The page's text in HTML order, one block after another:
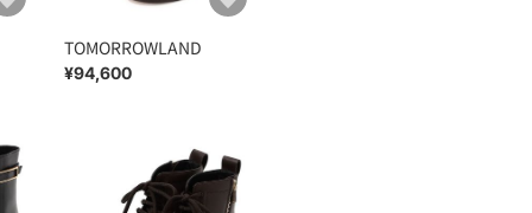
TOMORROWLAND
¥94,600